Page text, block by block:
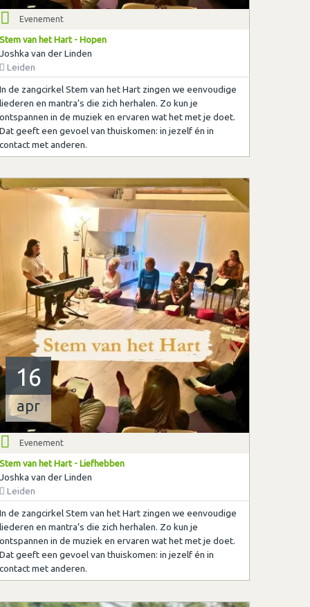
Evenement
van het Hart - Hopen
van der Linden
Leiden
de zangcirkel Stem van het Hart zingen we eenvoudige
en mantra’s die zich herhalen. Zo kun je
in de muziek en ervaren wat het met je doet.
geeft een gevoel van thuiskomen: in jezelf én in
met anderen.
16
apr
Evenement
van het Hart - Liefhebben
van der Linden
Leiden
de zangcirkel Stem van het Hart zingen we eenvoudige
en mantra’s die zich herhalen. Zo kun je
in de muziek en ervaren wat het met je doet.
geeft een gevoel van thuiskomen: in jezelf én in
met anderen.